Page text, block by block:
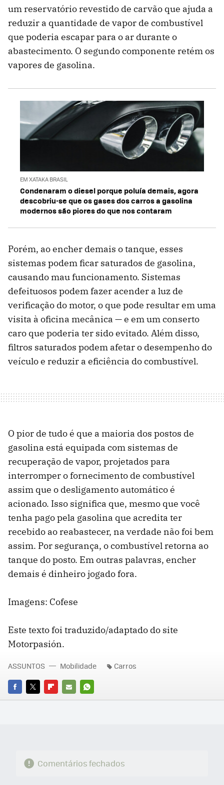
um reservatório revestido de carvão que ajuda a
reduzir a quantidade de vapor de combustível
que poderia escapar para o ar durante o
abastecimento. O segundo componente retém os
vapores de gasolina.
EM XATAKA BRASIL
Condenaram o diesel porque poluía demais, agora
descobriu-se que os gases dos carros a gasolina
modernos são piores do que nos contaram
Porém, ao encher demais o tanque, esses
sistemas podem ficar saturados de gasolina,
causando mau funcionamento. Sistemas
defeituosos podem fazer acender a luz de
verificação do motor, o que pode resultar em uma
visita à oficina mecânica — e em um conserto
caro que poderia ter sido evitado. Além disso,
filtros saturados podem afetar o desempenho do
veículo e reduzir a eficiência do combustível.
O pior de tudo é que a maioria dos postos de
gasolina está equipada com sistemas de
recuperação de vapor, projetados para
interromper o fornecimento de combustível
assim que o desligamento automático é
acionado. Isso significa que, mesmo que você
tenha pago pela gasolina que acredita ter
recebido ao reabastecer, na verdade não foi bem
assim. Por segurança, o combustível retorna ao
tanque do posto. Em outras palavras, encher
demais é dinheiro jogado fora.
Imagens: Cofese
Este texto foi traduzido/adaptado do site
Motorpasión.
FACEBOOK
TWITTERFLIPBOARD
E-
WHATSAPP
ASSUNTOS Mobilidade Carros
Comentários fechados